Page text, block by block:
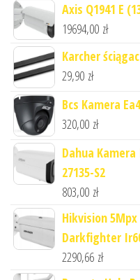
Axis Q1941 E
19694,00 zł
Karcher
29,90 zł
Bcs Kamera
320,00 zł
Dahua
27135-S2
803,00 zł
Hikvision
Darkfighter
2290,66 zł